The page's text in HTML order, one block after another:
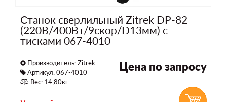
Станок сверлильный Zitrek DP-82
(220В/400Вт/9скор/D13мм) с
тисками 067-4010
Производитель:Zitrek
Артикул: 067-4010
Вес: 14,80кг
Цена по запросу